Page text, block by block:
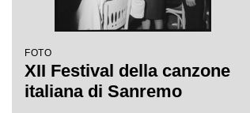
FOTO
XII Festival della canzone
italiana di Sanremo